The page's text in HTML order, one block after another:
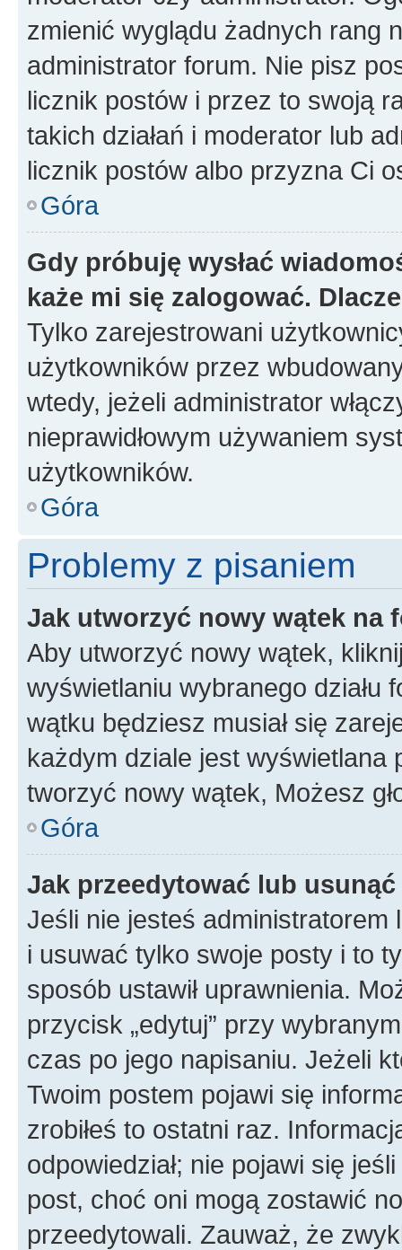
zmienić wyglądu żadnych rang
administrator forum. Nie pisz
licznik postów i przez to swoją
takich działań i moderator lub
licznik postów albo przyzna Ci
Góra
Gdy próbuję wysłać
każe mi się zalogować.
Tylko zarejestrowani
użytkowników przez
wtedy, jeżeli administrator
nieprawidłowym używaniem
użytkowników.
Góra
Problemy z pisaniem
Jak utworzyć nowy wątek na
Aby utworzyć nowy wątek,
wyświetlaniu wybranego działu
wątku będziesz musiał się
każdym dziale jest wyświetlana
tworzyć nowy wątek, Możesz
Góra
Jak przeedytować lub
Jeśli nie jesteś
i usuwać tylko swoje posty i to
sposób ustawił uprawnienia.
przycisk „edytuj” przy
czas po jego napisaniu. Jeżeli
Twoim postem pojawi się
zrobiłeś to ostatni raz.
odpowiedział; nie pojawi się
post, choć oni mogą zostawić
przeedytowali. Zauważ, że